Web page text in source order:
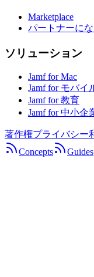
Marketplace
パートナーに
ソリューション
Jamf for Mac
Jamf for モバイ
Jamf for 教育
Jamf for 中小企
著作権プライバシー
Concepts
Guides